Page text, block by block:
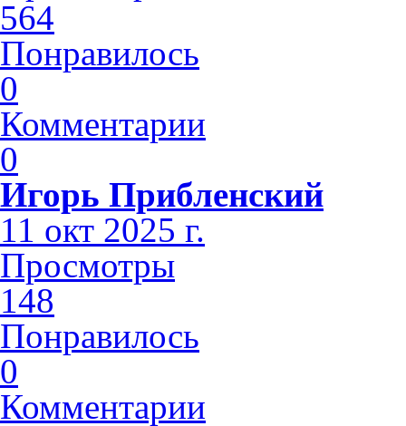
564
Понравилось
0
Комментарии
0
Игорь Прибленский
11 окт 2025 г.
Просмотры
148
Понравилось
0
Комментарии